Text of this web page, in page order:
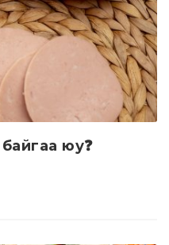
юу❓